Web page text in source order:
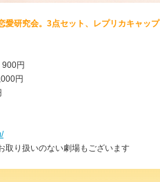
愛研究会。3点セット、レプリカキャップ
900円
円
り扱いのない劇場もございます